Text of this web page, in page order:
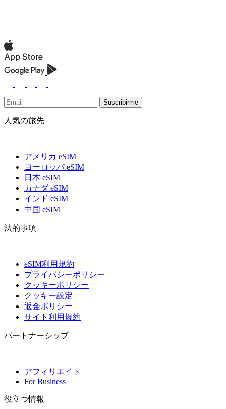
Suscribirme
人気の旅先
アメリカ eSIM
ヨーロッパ eSIM
日本 eSIM
カナダ eSIM
インド eSIM
中国 eSIM
法的事項
eSIM利用規約
プライバシーポリシー
クッキーポリシー
クッキー設定
返金ポリシー
サイト利用規約
パートナーシップ
アフィリエイト
For Business
役立つ情報